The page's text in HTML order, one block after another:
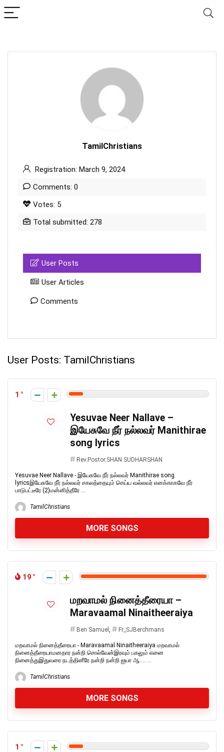
TamilChristians
Registration: March 9, 2024
Comments: 0
Votes: 5
Total submitted: 278
User Posts
User Articles
Comments
User Posts: TamilChristians
1
Yesuvae Neer Nallave –
இயேசுவே நீர் நல்லவர் Manithirae
song lyrics
Rev.Postor.SHAN SUDHARSHAN
Yesuvae Neer Nallave - இயேசுவே நீர் நல்லவர் Manithirae song
lyricsஇயேசுவே நீர் நல்லவர் சகலத்தையும் செய்ய வல்லவர் எனக்காகவே நீர்
பாடுபட்டீரே (2)மன்னித்தீரே ...
TamilChristians
MORE SONGS
19
மறவாமல் நினைத்தீரையா –
Maravaamal Ninaitheeraiya
Ben Samuel , Fr_SJBerchmans
மறவாமல் நினைத்தீரையா - Maravaamal Ninaitheeraiya மறவாமல்
நினைத்தீரையாமனதார நன்றி சொல்வேன்இரவும் பகலும் எனை
நினைத்துஇதுவரை நடத்தினீரே நன்றி நன்றி ஐயா ஆ.... ...
TamilChristians
MORE SONGS
1